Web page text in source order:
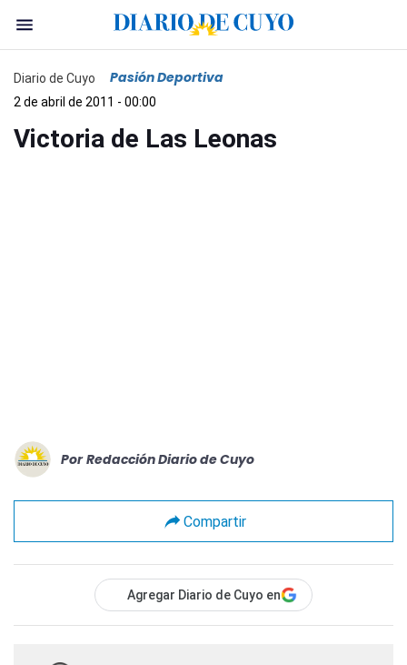
Diario de Cuyo Pasión Deportiva
2 de abril de 2011 - 00:00
Victoria de Las Leonas
Por Redacción Diario de Cuyo
Compartir
Agregar Diario de Cuyo en